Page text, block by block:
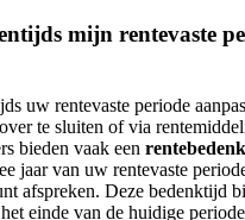
mijn rentevaste
uw rentevaste periode
te sluiten of via
bieden vaak een
jaar van uw rentevaste
afspreken. Deze bedenktijd
einde van de huidige